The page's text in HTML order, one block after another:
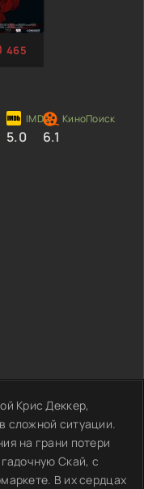
465
5.0 6.1
Крис Деккер,
сложной ситуации.
на грани потери
Скай, с
В их сердцах